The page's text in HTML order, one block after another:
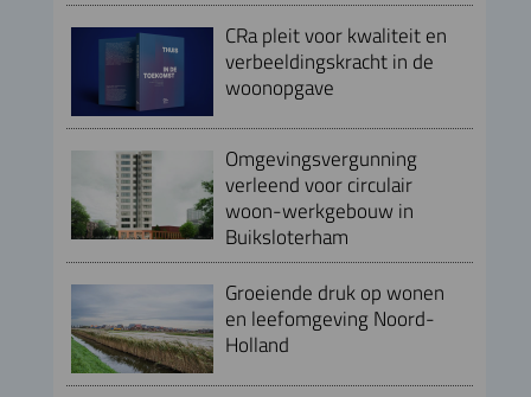
CRa pleit voor kwaliteit en
verbeeldingskracht in de
woonopgave
Omgevingsvergunning
verleend voor circulair
woon-werkgebouw in
Buiksloterham
Groeiende druk op wonen
en leefomgeving Noord-
Holland